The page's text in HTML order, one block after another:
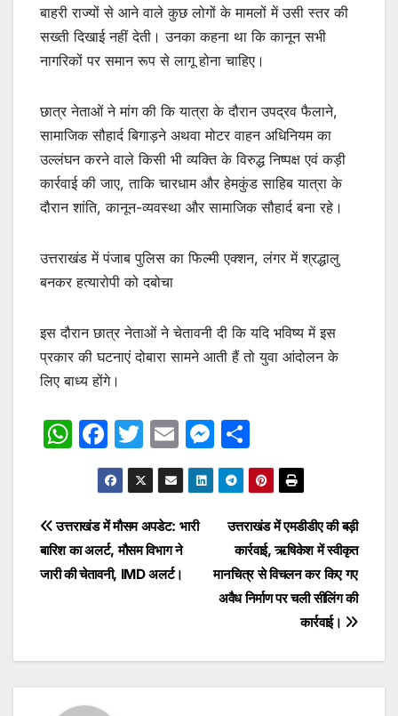
बाहरी राज्यों से आने वाले कुछ लोगों के मामलों में उसी स्तर की
सख्ती दिखाई नहीं देती। उनका कहना था कि कानून सभी
नागरिकों पर समान रूप से लागू होना चाहिए।
छात्र नेताओं ने मांग की कि यात्रा के दौरान उपद्रव फैलाने,
सामाजिक सौहार्द बिगाड़ने अथवा मोटर वाहन अधिनियम का
उल्लंघन करने वाले किसी भी व्यक्ति के विरुद्ध निष्पक्ष एवं कड़ी
कार्रवाई की जाए, ताकि चारधाम और हेमकुंड साहिब यात्रा के
दौरान शांति, कानून-व्यवस्था और सामाजिक सौहार्द बना रहे।
उत्तराखंड में पंजाब पुलिस का फिल्मी एक्शन, लंगर में श्रद्धालु
बनकर हत्यारोपी को दबोचा
इस दौरान छात्र नेताओं ने चेतावनी दी कि यदि भविष्य में इस
प्रकार की घटनाएं दोबारा सामने आती हैं तो युवा आंदोलन के
लिए बाध्य होंगे।
W
s
A
p
F
a
c
e
b
o
T
w
itt
er
E
m
ai
l
M
e
s
s
n
g
h
ar
e
Post
navigation
उत्तराखंड में एमडीडीए की बड़ी
कार्रवाई, ऋषिकेश में स्वीकृत
मानचित्र से विचलन कर किए गए
अवैध निर्माण पर चली सीलिंग की
कार्रवाई।
उत्तराखंड में मौसम अपडेट: भारी
बारिश का अलर्ट, मौसम विभाग ने
जारी की चेतावनी, IMD अलर्ट।